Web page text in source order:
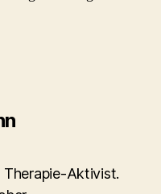
Aktivist.